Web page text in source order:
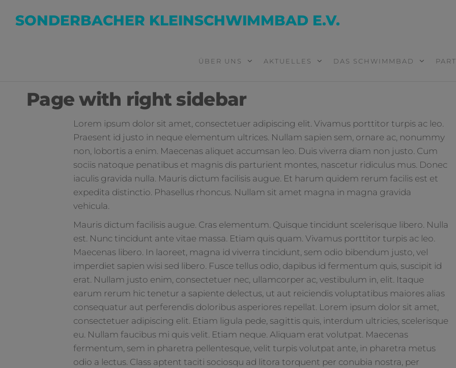
SONDERBACHER KLEINSCHWIMMBAD E.V.
ÜBER UNS AKTUELLES DAS SCHWIMMBAD
Page with right sidebar
Lorem ipsum dolor sit amet, consectetuer adipiscing elit. Vivamus porttitor turpis ac leo.
Praesent id justo in neque elementum ultrices. Nullam sapien sem, ornare ac, nonummy
non, lobortis a enim. Maecenas aliquet accumsan leo. Duis viverra diam non justo. Cum
sociis natoque penatibus et magnis dis parturient montes, nascetur ridiculus mus. Donec
iaculis gravida nulla. Mauris dictum facilisis augue. Et harum quidem rerum facilis est et
expedita distinctio. Phasellus rhoncus. Nullam sit amet magna in magna gravida
vehicula.
Mauris dictum facilisis augue. Cras elementum. Quisque tincidunt scelerisque libero. Nulla
est. Nunc tincidunt ante vitae massa. Etiam quis quam. Vivamus porttitor turpis ac leo.
Maecenas libero. In laoreet, magna id viverra tincidunt, sem odio bibendum justo, vel
imperdiet sapien wisi sed libero. Fusce tellus odio, dapibus id fermentum quis, suscipit id
erat. Nullam justo enim, consectetuer nec, ullamcorper ac, vestibulum in, elit. Itaque
earum rerum hic tenetur a sapiente delectus, ut aut reiciendis voluptatibus maiores alias
consequatur aut perferendis doloribus asperiores repellat. Lorem ipsum dolor sit amet,
consectetuer adipiscing elit. Etiam ligula pede, sagittis quis, interdum ultricies, scelerisque
eu. Nullam faucibus mi quis velit. Etiam neque. Aliquam erat volutpat. Maecenas
fermentum, sem in pharetra pellentesque, velit turpis volutpat ante, in pharetra metus
odio a lectus. Class aptent taciti sociosqu ad litora torquent per conubia nostra, per